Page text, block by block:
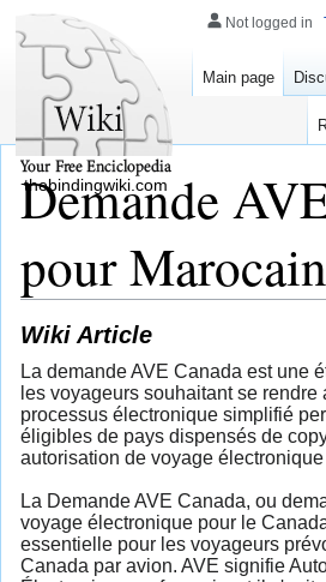
Demande
pour Marocain
Wiki Article
La demande AVE Canada est une
les voyageurs souhaitant se rendre
processus électronique simplifié
éligibles de pays dispensés de
autorisation de voyage
La Demande AVE Canada, ou
voyage électronique pour le
essentielle pour les voyageurs
Canada par avion. AVE signifie
Not logged in
Main page
thebindingwiki.com